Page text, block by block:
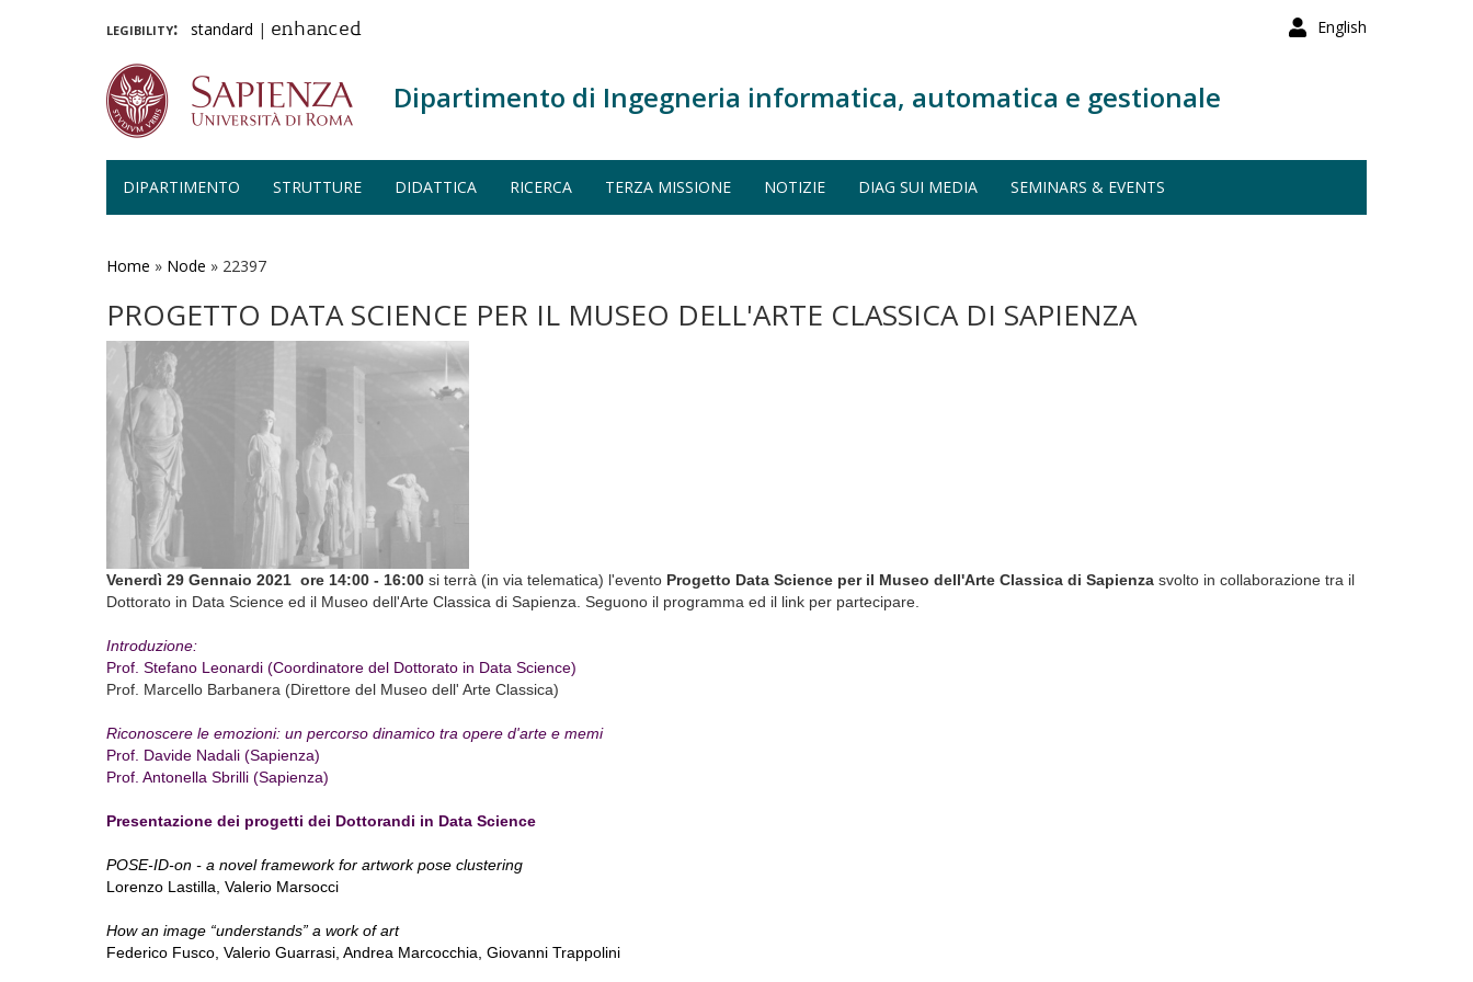
English
legibility: standard | enhanced
Dipartimento di Ingegneria informatica, automatica e gestionale
DIPARTIMENTO STRUTTURE DIDATTICA RICERCA TERZA MISSIONE NOTIZIE DIAG SUI MEDIA SEMINARS & EVENTS
Home » Node » 22397
PROGETTO DATA SCIENCE PER IL MUSEO DELL'ARTE CLASSICA DI SAPIENZA
Venerdì 29 Gennaio 2021 ore 14:00 - 16:00 si terrà (in via telematica) l'evento Progetto Data Science per il Museo dell'Arte Classica di Sapienza svolto in collaborazione tra il
Dottorato in Data Science ed il Museo dell'Arte Classica di Sapienza. Seguono il programma ed il link per partecipare.
Introduzione:
Prof. Stefano Leonardi (Coordinatore del Dottorato in Data Science)
Prof. Marcello Barbanera (Direttore del Museo dell' Arte Classica)
Riconoscere le emozioni: un percorso dinamico tra opere d'arte e memi
Prof. Davide Nadali (Sapienza)
Prof. Antonella Sbrilli (Sapienza)
Presentazione dei progetti dei Dottorandi in Data Science
POSE-ID-on - a novel framework for artwork pose clustering
Lorenzo Lastilla, Valerio Marsocci
How an image “understands” a work of art
Federico Fusco, Valerio Guarrasi, Andrea Marcocchia , Giovanni Trappolini